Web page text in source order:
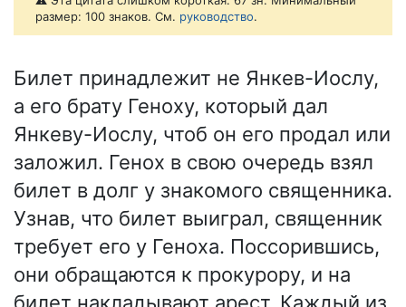
размер: 100 знаков. См. руководство.
Билет принадлежит не Янкев-Иослу,
а его брату Геноху, который дал
Янкеву-Иослу, чтоб он его продал или
заложил. Генох в свою очередь взял
билет в долг у знакомого священника.
Узнав, что билет выиграл, священник
требует его у Геноха. Поссорившись,
они обращаются к прокурору, и на